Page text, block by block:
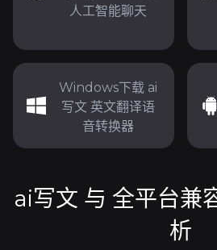
人工智能聊天
Windows下载 ai
写文 英文翻译语
音转换器
ai写文 与 全平台兼
析